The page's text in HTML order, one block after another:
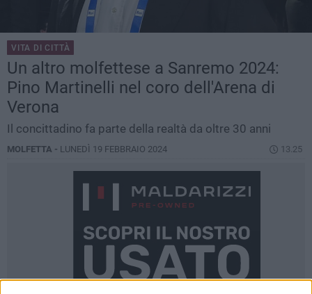
VITA DI CITTÀ
Un altro molfettese a Sanremo 2024:
Pino Martinelli nel coro dell'Arena di
Verona
Il concittadino fa parte della realtà da oltre 30 anni
MOLFETTA - LUNEDÌ 19 FEBBRAIO 2024 13.25